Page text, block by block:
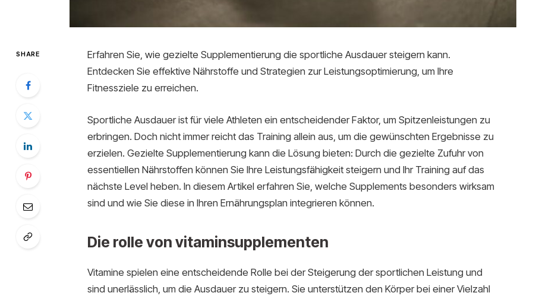
SHARE
Erfahren Sie, wie gezielte Supplementierung die sportliche Ausdauer steigern kann.
Entdecken Sie effektive Nährstoffe und Strategien zur Leistungsoptimierung, um Ihre
Fitnessziele zu erreichen.
Sportliche Ausdauer ist für viele Athleten ein entscheidender Faktor, um Spitzenleistungen zu
erbringen. Doch nicht immer reicht das Training allein aus, um die gewünschten Ergebnisse zu
erzielen. Gezielte Supplementierung kann die Lösung bieten: Durch die gezielte Zufuhr von
essentiellen Nährstoffen können Sie Ihre Leistungsfähigkeit steigern und Ihr Training auf das
nächste Level heben. In diesem Artikel erfahren Sie, welche Supplements besonders wirksam
sind und wie Sie diese in Ihren Ernährungsplan integrieren können.
Die rolle von vitaminsupplementen
Vitamine spielen eine entscheidende Rolle bei der Steigerung der sportlichen Leistung und
sind unerlässlich, um die Ausdauer zu steigern. Sie unterstützen den Körper bei einer Vielzahl